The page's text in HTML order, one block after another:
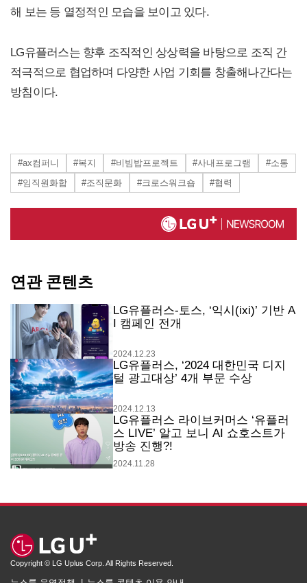
해 보는 등 열정적인 모습을 보이고 있다.
LG유플러스는 향후 조직적인 상상력을 바탕으로 조직 간
적극적으로 협업하며 다양한 사업 기회를 창출해나간다는
방침이다.
#ax컴퍼니 #복지 #비빔밥프로젝트 #사내프로그램
#소통
#임직원화합
#조직문화 #크로스워크숍 #협력
연관 콘텐츠
LG유플러스-토스, ‘익시(ixi)’ 기반 A
I 캠페인 전개
2024.12.23
LG유플러스, ‘2024 대한민국 디지
털 광고대상’ 4개 부문 수상
2024.12.13
LG유플러스 라이브커머스 ‘유플러
스 LIVE’ 알고 보니 AI 쇼호스트가
방송 진행?!
2024.11.28
Copyright © LG Uplus Corp. All Rights Reserved.